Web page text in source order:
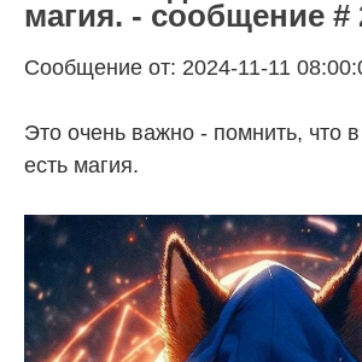
магия. - сообщение #
Сообщение от: 2024-11-11
Это очень важно - помнить, что
есть магия.